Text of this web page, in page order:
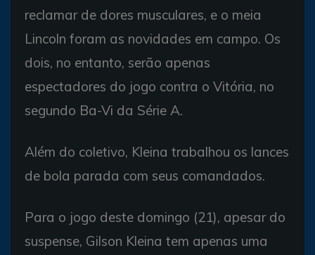
reclamar de dores musculares, e o meia
Lincoln foram as novidades em campo. Os
dois, no entanto, serão apenas
espectadores do jogo contra o Vitória, no
segundo Ba-Vi da Série A.
Além do coletivo, Kleina trabalhou os lances
de bola parada com seus comandados.
Para o jogo deste domingo (21), apesar do
suspense, Gilson Kleina tem apenas uma